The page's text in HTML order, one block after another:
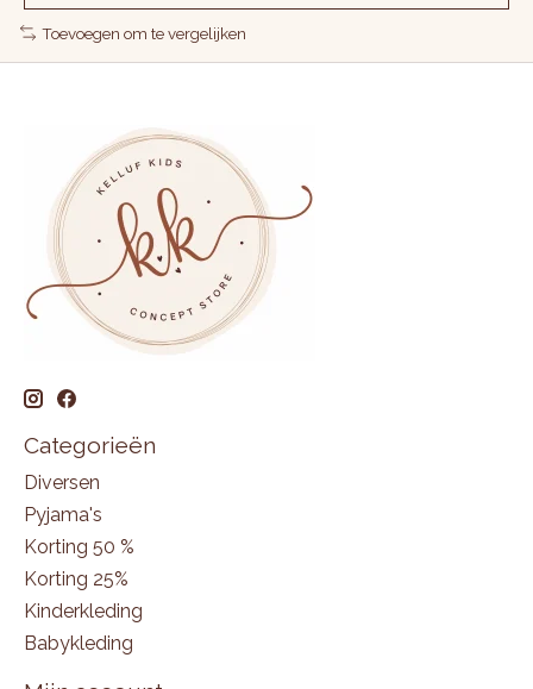
Toevoegen om te vergelijken
Categorieën
Diversen
Pyjama's
Korting 50 %
Korting 25%
Kinderkleding
Babykleding